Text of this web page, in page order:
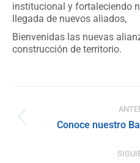
institucional y fortaleciendo
llegada de nuevos aliados,
Bienvenidas las nuevas
construcción de territorio.
entre
Conoce nuestro